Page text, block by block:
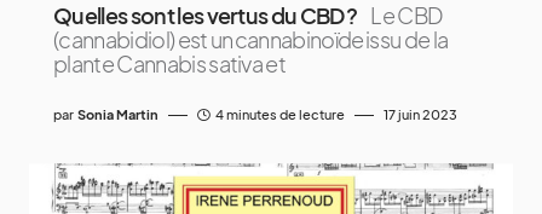
Quelles sont les vertus du CBD ? Le CBD
(cannabidiol) est un cannabinoïde issu de la
plante Cannabis sativa et
par Sonia Martin 4 minutes de lecture 17 juin 2023